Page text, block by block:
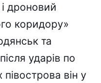
дроновий
коридору»
та
ударів по
він у